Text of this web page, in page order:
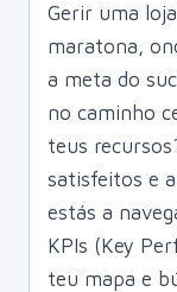
Gerir uma
maratona,
a meta do
no caminho
teus
satisfeitos e
estás a
KPIs (Key
teu mapa e